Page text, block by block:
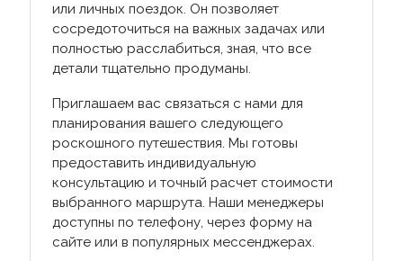
или личных поездок. Он позволяет
сосредоточиться на важных задачах или
полностью расслабиться, зная, что все
детали тщательно продуманы.
Приглашаем вас связаться с нами для
планирования вашего следующего
роскошного путешествия. Мы готовы
предоставить индивидуальную
консультацию и точный расчет стоимости
выбранного маршрута. Наши менеджеры
доступны по телефону, через форму на
сайте или в популярных мессенджерах.